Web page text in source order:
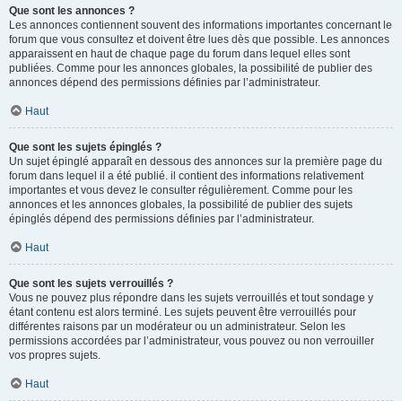
Que sont les annonces ?
Les annonces contiennent souvent des informations importantes concernant le
forum que vous consultez et doivent être lues dès que possible. Les annonces
apparaissent en haut de chaque page du forum dans lequel elles sont
publiées. Comme pour les annonces globales, la possibilité de publier des
annonces dépend des permissions définies par l’administrateur.
Haut
Que sont les sujets épinglés ?
Un sujet épinglé apparaît en dessous des annonces sur la première page du
forum dans lequel il a été publié. il contient des informations relativement
importantes et vous devez le consulter régulièrement. Comme pour les
annonces et les annonces globales, la possibilité de publier des sujets
épinglés dépend des permissions définies par l’administrateur.
Haut
Que sont les sujets verrouillés ?
Vous ne pouvez plus répondre dans les sujets verrouillés et tout sondage y
étant contenu est alors terminé. Les sujets peuvent être verrouillés pour
différentes raisons par un modérateur ou un administrateur. Selon les
permissions accordées par l’administrateur, vous pouvez ou non verrouiller
vos propres sujets.
Haut